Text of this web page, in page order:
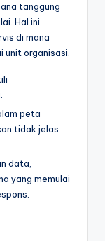
tanggung
Hal ini
di mana
unit organisasi.
peta
tidak jelas
data,
yang memulai